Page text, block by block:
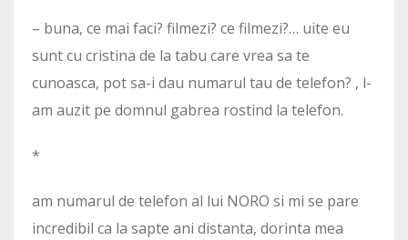
– buna, ce mai faci? filmezi? ce filmezi?… uite eu
sunt cu cristina de la tabu care vrea sa te
cunoasca, pot sa-i dau numarul tau de telefon? , l-
am auzit pe domnul gabrea rostind la telefon.
*
am numarul de telefon al lui NORO si mi se pare
incredibil ca la sapte ani distanta, dorinta mea